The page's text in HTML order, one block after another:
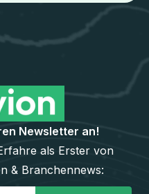
Newsletter an!
als Erster von
& Branchennews: